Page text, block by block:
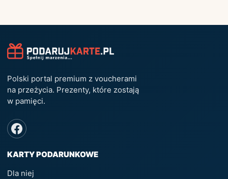
Polski portal premium z voucherami
na przeżycia. Prezenty, które zostają
w pamięci.
KARTY PODARUNKOWE
Dla niej